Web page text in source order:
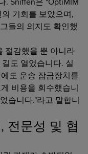
기회를 보았으며,
들의 의지도 확인했
절감했을 뿐 아니라
도 열었습니다. 실
도 운송 잠금장치를
비용을 회수했습니
습니다."라고 말합니
전문성 및 협